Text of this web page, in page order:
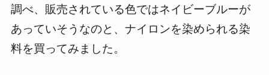
調べ、販売されている色ではネイビーブルーが
あっていそうなのと、ナイロンを染められる染
料を買ってみました。